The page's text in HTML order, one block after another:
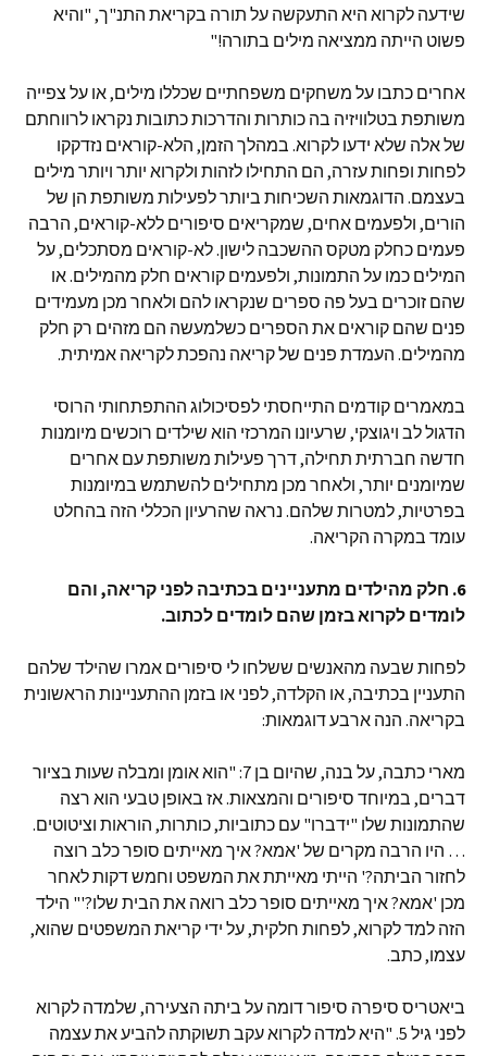
שידעה לקרוא היא התעקשה על תורה בקריאת התנ"ך, "והיא
פשוט הייתה ממציאה מילים בתורה!"
אחרים כתבו על משחקים משפחתיים שכללו מילים, או על צפייה
משותפת בטלוויזיה בה כותרות והדרכות כתובות נקראו לרווחתם
של אלה שלא ידעו לקרוא. במהלך הזמן, הלא-קוראים נזדקקו
לפחות ופחות עזרה, הם התחילו לזהות ולקרוא יותר ויותר מילים
בעצמם. הדוגמאות השכיחות ביותר לפעילות משותפת הן של
הורים, ולפעמים אחים, שמקריאים סיפורים ללא-קוראים, הרבה
פעמים כחלק מטקס ההשכבה לישון. לא-קוראים מסתכלים, על
המילים כמו על התמונות, ולפעמים קוראים חלק מהמילים. או
שהם זוכרים בעל פה ספרים שנקראו להם ולאחר מכן מעמידים
פנים שהם קוראים את הספרים כשלמעשה הם מזהים רק חלק
מהמילים. העמדת פנים של קריאה נהפכת לקריאה אמיתית.
במאמרים קודמים התייחסתי לפסיכולוג ההתפתחותי הרוסי
הדגול לב ויגוצקי, שרעיונו המרכזי הוא שילדים רוכשים מיומנות
חדשה חברתית תחילה, דרך פעילות משותפת עם אחרים
שמיומנים יותר, ולאחר מכן מתחילים להשתמש במיומנות
בפרטיות, למטרות שלהם. נראה שהרעיון הכללי הזה בהחלט
עומד במקרה הקריאה.
6. חלק מהילדים מתעניינים בכתיבה לפני קריאה, והם
לומדים לקרוא בזמן שהם לומדים לכתוב.
לפחות שבעה מהאנשים ששלחו לי סיפורים אמרו שהילד שלהם
התעניין בכתיבה, או הקלדה, לפני או בזמן ההתעניינות הראשונית
בקריאה. הנה ארבע דוגמאות:
מארי כתבה, על בנה, שהיום בן 7: "הוא אומן ומבלה שעות בציור
דברים, במיוחד סיפורים והמצאות. אז באופן טבעי הוא רצה
שהתמונות שלו "ידברו" עם כתוביות, כותרות, הוראות וציטוטים.
… היו הרבה מקרים של 'אמא? איך מאייתים סופר כלב רוצה
לחזור הביתה?' הייתי מאייתת את המשפט וחמש דקות לאחר
מכן 'אמא? איך מאייתים סופר כלב רואה את הבית שלו?'" הילד
הזה למד לקרוא, לפחות חלקית, על ידי קריאת המשפטים שהוא,
עצמו, כתב.
ביאטריס סיפרה סיפור דומה על ביתה הצעירה, שלמדה לקרוא
לפני גיל 5. "היא למדה לקרוא עקב תשוקתה להביע את עצמה